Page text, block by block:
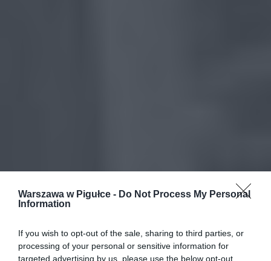
Warszawa w Pigułce - Do Not Process My Personal
Information
If you wish to opt-out of the sale, sharing to third parties, or
processing of your personal or sensitive information for
targeted advertising by us, please use the below opt-out